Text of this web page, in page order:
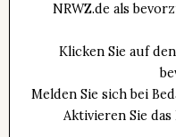
NRWZ.de als
Klicken Sie auf
Melden Sie sich bei
Aktivieren Sie das